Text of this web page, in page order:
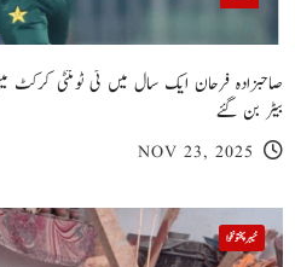
بیٹر بن گئے
NOV 23, 2025
خیبر پختونخوا